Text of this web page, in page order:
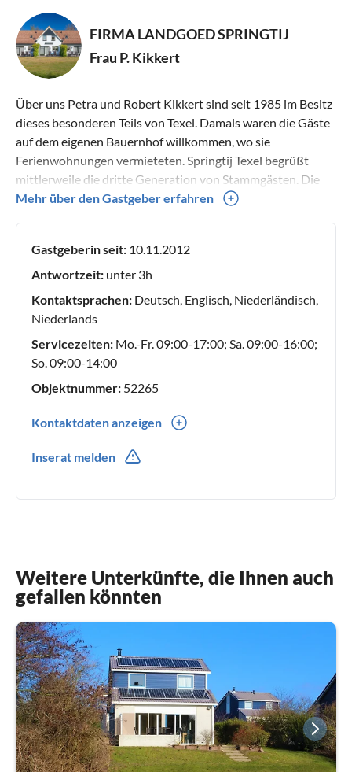
FIRMA LANDGOED SPRINGTIJ
Frau P. Kikkert
Über uns Petra und Robert Kikkert sind seit 1985 im Besitz
dieses besonderen Teils von Texel. Damals waren die Gäste
auf dem eigenen Bauernhof willkommen, wo sie
Ferienwohnungen vermieteten. Springtij Texel begrüßt
mittlerweile die dritte Generation von Stammgästen. Die
unternehmungslustige und gastfreundliche Einstellung ist
Liebe haben sie investiert – und tun es immer noch! – in
Springtij, Texel. Das Ergebnis kann sich sehen lassen. Die
Privatsphäre. Die weite Rasenfläche, der Naturteich und ein
Kleinod auf Texel. Wir freuen uns auf Sie! Petra und Robert
Mehr über den Gastgeber erfahren
Gastgeberin seit: 10.11.2012
Antwortzeit: unter 3h
Kontaktsprachen: Deutsch, Englisch, Niederländisch,
Niederlands
Servicezeiten: Mo.-Fr. 09:00-17:00; Sa. 09:00-16:00;
So. 09:00-14:00
Objektnummer: 52265
Kontaktdaten anzeigen
Inserat melden
Weitere Unterkünfte, die Ihnen auch
gefallen könnten